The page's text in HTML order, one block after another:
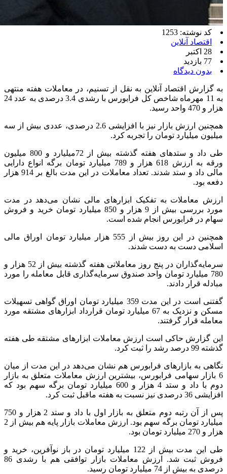
کد نوشته: 1253
اقتصاد آنلاین
28 اکتبر
77 بازدید
بدون دیدگاه
به گزارش اقتصاد آنلاین به نقل از تسنیم، در معاملات هفته منتهی
به 11 مهرماه شاخص کل فرابورس با رشدی 3.4 درصدی به عدد 24
هزار و 470 واحد رسید.
همچنین ارزش بازار نیز با افزایشی 2.6 درصدی، عددی بیش از سه
میلیون میلیارد تومان را تجربه کرد.
طی داد و ستدهای هفته گذشته بیش از 72میلیارد و 800 میلیون
ورقه به ارزش 618 هزار و 789 میلیارد تومان برگه انواع دارایی
مالی داد و ستد شدند. تعداد معاملات در این مدت بالغ بر 914 هزار
دفعه بود.
ارزش معاملات به تفکیک ابزارهای مالی نشان می‌دهد در مدت
مورد بررسی بیش از 9 هزار و 850 میلیارد تومان خرید و فروش
سهام در فرابورس انجام شده است.
همچنین در این روز بیش از 555 هزار میلیارد تومان اوراق مالی
اسلامی دست به دست شدند.
سرمایه‌گذاران در پنج روز معاملاتی هفته گذشته بیش از 52 هزار و
780 میلیارد تومان واحد صندوق سرمایه‌گذاری قابل معامله را مورد
مبادله قرار دادند.
گفتنی است در این مدت 359 میلیارد تومان اوراق گواهی تسهیلات
مسکن و نزدیک به 67 میلیارد تومان قرارداد ابزارهای مشتقه مورد
معامله قرار گرفتند.
این گزارش حاکی است ارزش معاملات ابزارهای مشتقه طی هفته
گذشته 99 درصد رشد را ثبت کرد.
نگاهی به بازارهای فرابورس هم نشان می‌دهد در این مدت از میان
6 بازار سهامی فرابورس، بیشترین ارزش معاملات متعلق به بازار
دوم با داد و ستد 4 هزار و 600 میلیارد تومان برگه سهم بود که
افزایشی 36 درصدی نیز نسبت به هفته ماقبل ثبت کرد.
پس از آن رتبه دوم متعلق به بازار اول با داد و ستد 2 هزار و 750
میلیارد تومان برگه سهم بود. ارزش معاملات بازار پایه هم بیش از 2
هزار و 270 میلیارد تومان بود.
طی این مدت بیش از 122 میلیارد تومان در باز نوآفرین، خرید و
فروش ثبت شد. ارزش معاملات بازار توافقی هم با رشدی 86
درصدی به بیش از 74 میلیارد تومان رسید.